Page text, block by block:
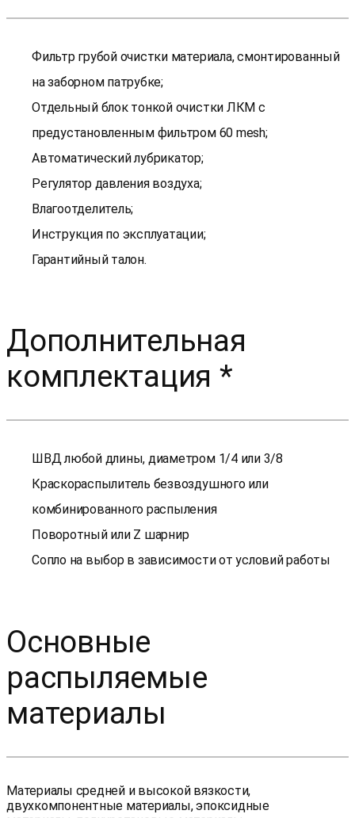
Фильтр грубой очистки материала, смонтированный
на заборном патрубке;
Отдельный блок тонкой очистки ЛКМ с
предустановленным фильтром 60 mesh;
Автоматический лубрикатор;
Регулятор давления воздуха;
Влагоотделитель;
Инструкция по эксплуатации;
Гарантийный талон.
Дополнительная
комплектация *
ШВД любой длины, диаметром 1/4 или 3/8
Краскораспылитель безвоздушного или
комбинированного распыления
Поворотный или Z шарнир
Сопло на выбор в зависимости от условий работы
Основные
распыляемые
материалы
Материалы средней и высокой вязкости,
двухкомпонентные материалы, эпоксидные